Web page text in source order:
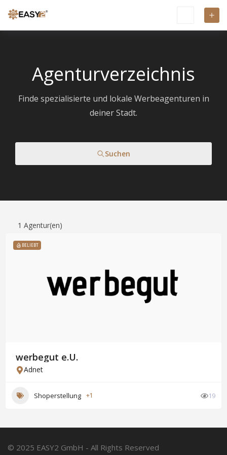
Agenturverzeichnis
Finde spezialisierte und lokale Werbeagenturen in
deiner Stadt.
Suchen
1 Agentur(en)
BELIEBT
werbegut e.U.
Adnet
Shoperstellung +1 19
© 2025 EASY2 GmbH - All Rights Reserved